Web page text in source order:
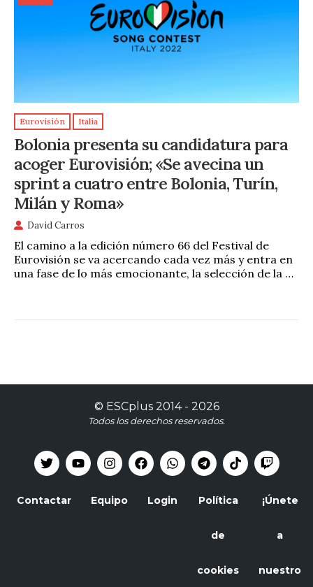
Eurovisión Italia
Bolonia presenta su candidatura para
acoger Eurovisión; «Se avecina un
sprint a cuatro entre Bolonia, Turín,
Milán y Roma»
David Carros
El camino a la edición número 66 del Festival de
Eurovisión se va acercando cada vez más y entra en
una fase de lo más emocionante, la selección de la …
© ESCplus2014 - 2026
Todos los derechos reservados.
Contactar Equipo Login Política
de
cookies
¡Únete
a
nuestro